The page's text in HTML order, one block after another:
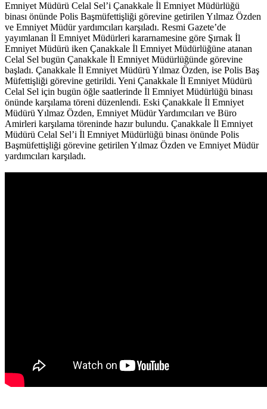
Emniyet Müdürü Celal Sel’i Çanakkale İl Emniyet Müdürlüğü
binası önünde Polis Başmüfettişliği görevine getirilen Yılmaz Özden
ve Emniyet Müdür yardımcıları karşıladı. Resmi Gazete’de
yayımlanan İl Emniyet Müdürleri kararnamesine göre Şırnak İl
Emniyet Müdürü iken Çanakkale İl Emniyet Müdürlüğüne atanan
Celal Sel bugün Çanakkale İl Emniyet Müdürlüğünde görevine
başladı. Çanakkale İl Emniyet Müdürü Yılmaz Özden, ise Polis Baş
Müfettişliği görevine getirildi. Yeni Çanakkale İl Emniyet Müdürü
Celal Sel için bugün öğle saatlerinde İl Emniyet Müdürlüğü binası
önünde karşılama töreni düzenlendi. Eski Çanakkale İl Emniyet
Müdürü Yılmaz Özden, Emniyet Müdür Yardımcıları ve Büro
Amirleri karşılama töreninde hazır bulundu. Çanakkale İl Emniyet
Müdürü Celal Sel’i İl Emniyet Müdürlüğü binası önünde Polis
Başmüfettişliği görevine getirilen Yılmaz Özden ve Emniyet Müdür
yardımcıları karşıladı.